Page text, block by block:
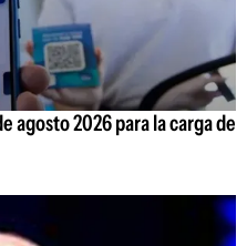
agosto 2026 para la carga de